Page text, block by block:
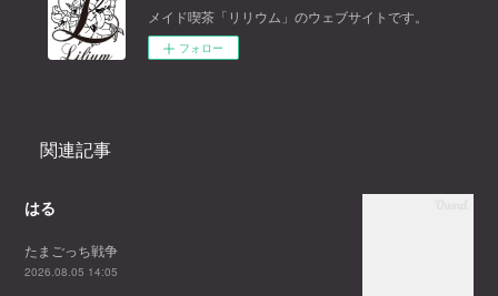
メイド喫茶「リリウム」のウェブサイトです。
フォロー
関連記事
はる
たまごっち戦争
2026.08.05 14:05